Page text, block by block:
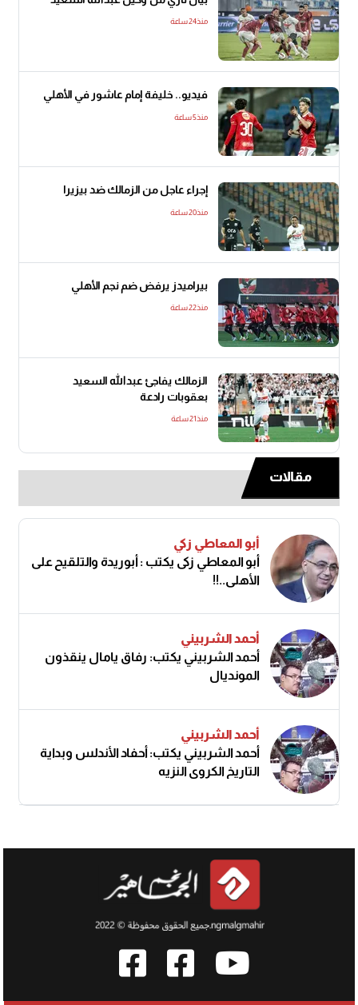
منذ24 ساعة
فيديو.. خليفة إمام عاشور في الأهلي
منذ5 ساعة
إجراء عاجل من الزمالك ضد بيزيرا
منذ20 ساعة
بيراميدز يرفض ضم نجم الأهلي
منذ22 ساعة
الزمالك يفاجئ عبدالله السعيد
بعقوبات رادعة
منذ21 ساعة
مقالات
أبو المعاطي زكي
أبو المعاطي زكى يكتب : أبوريدة والتلقيح على
الأهلى..!!
أحمد الشربيني
أحمد الشربيني يكتب: رفاق يامال ينقذون
المونديال
أحمد الشربيني
أحمد الشربيني يكتب: أحفاد الأندلس وبداية
التاريخ الكروي النزيه